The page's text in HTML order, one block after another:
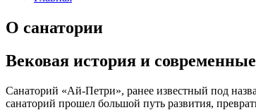
О санатории
Вековая история и
Санаторий «Ай-Петри», ранее известный под
санаторий прошел большой путь развития,